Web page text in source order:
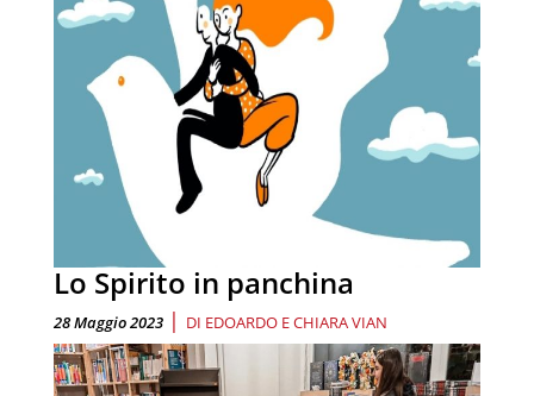
Lo Spirito in panchina
28 Maggio 2023 | DI EDOARDO E CHIARA VIAN